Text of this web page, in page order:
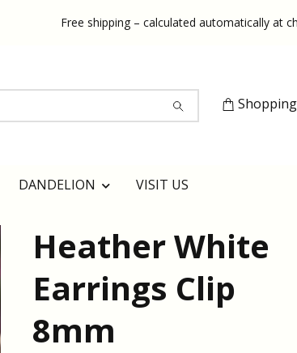
Free shipping – calculated automatically at
DANDELION VISIT US
Heather White
Earrings Clip
8mm